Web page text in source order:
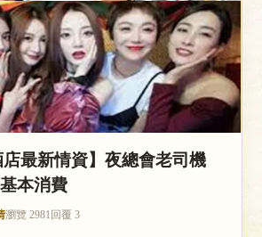
店最新情資】夜總會老司機
本消費
瀏覽 2981 回覆 3